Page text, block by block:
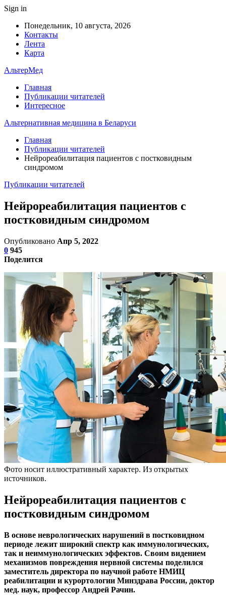
Sign in
Понедельник, 10 августа, 2026
Контакты
Лента
Карта
АльтерМед
Главная
Публикации читателей
Интересное
Альтернативная медицина в Беларуси
Главная
Публикации читателей
Нейрореабилитация пациентов с постковидным
синдромом
Публикации читателей
Нейрореабилитация пациентов с
постковидным синдромом
Опубликовано Апр 5, 2022
0 945
Поделится
Фото носит иллюстративный характер. Из открытых
источников.
Нейрореабилитация пациентов с
постковидным синдромом
В основе неврологических нарушений в постковидном
периоде лежит широкий спектр как иммунологических,
так и неиммунологических эффектов. Своим видением
механизмов повреждения нервной системы поделился
заместитель директора по научной работе НМИЦ
реабилитации и курортологии Минздрава России, доктор
мед. наук, профессор Андрей Рачин.